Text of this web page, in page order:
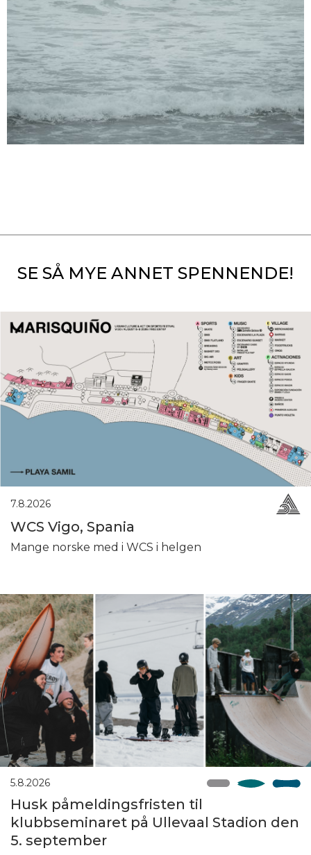
SE SÅ MYE ANNET SPENNENDE!
7.8.2026
WCS Vigo, Spania
Mange norske med i WCS i helgen
5.8.2026
Husk påmeldingsfristen til
klubbseminaret på Ullevaal Stadion den
5. september